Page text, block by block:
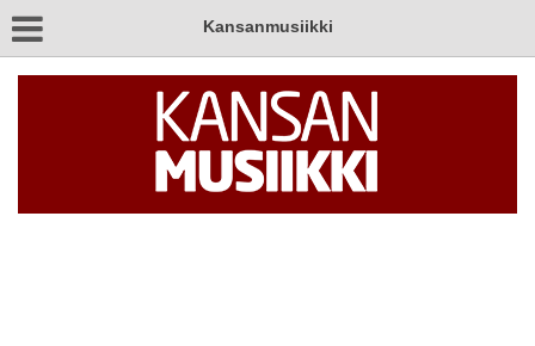
Kansanmusiikki